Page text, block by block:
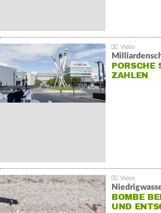
PORSCHE
ZAHLEN
BOMBE
UND